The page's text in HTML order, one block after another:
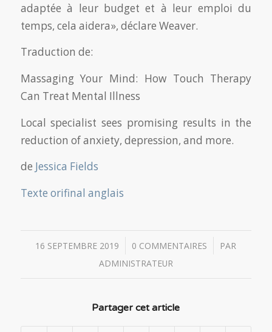
adaptée à leur budget et à leur emploi du
temps, cela aidera», déclare Weaver.
Traduction de:
Massaging Your Mind: How Touch Therapy
Can Treat Mental Illness
Local specialist sees promising results in the
reduction of anxiety, depression, and more.
de Jessica Fields
Texte orifinal anglais
16 SEPTEMBRE 2019
/ 0 COMMENTAIRES
/
PAR
ADMINISTRATEUR
Partager cet article